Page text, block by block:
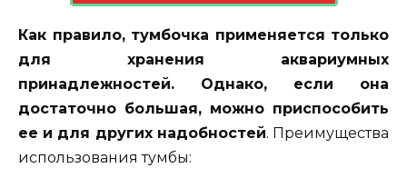
Как правило, тумбочка применяется только
для хранения аквариумных
принадлежностей. Однако, если она
достаточно большая, можно приспособить
ее и для других надобностей. Преимущества
использования тумбы: